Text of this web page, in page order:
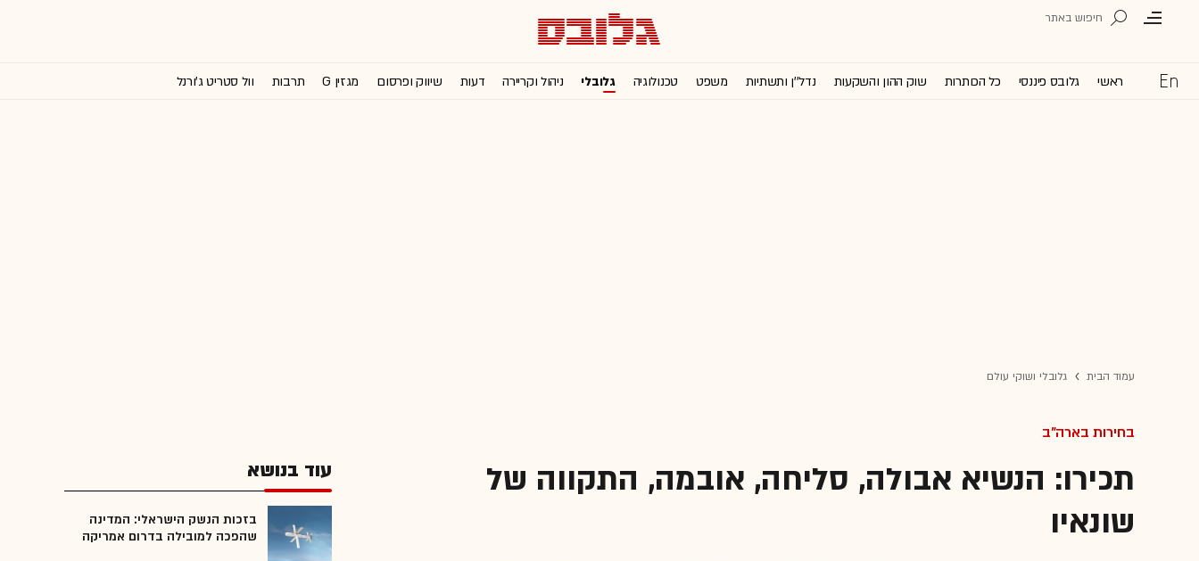
ראשי גלובס פיננסי כל הכותרות שוק ההון והשקעות נדל''ן ותשתיות משפט טכנולוגיה גלובלי ניהול וקריירה דעות שיווק ופרסום מגזין G תרבות וול סטריט ג'ורנל
עמוד הבית גלובלי ושוקי עולם
בחירות בארה"ב
תכירו: הנשיא אבולה, סליחה, אובמה, התקווה של
שונאיו
עוד בנושא
בזכות הנשק הישראלי: המדינה
שהפכה למובילה בדרום אמריקה